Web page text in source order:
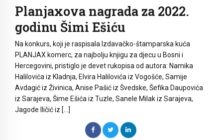
Planjaxova nagrada za 2022.
godinu Šimi Ešiću
Na konkurs, koji je raspisala Izdavačko-štamparska kuća
PLANJAX komerc, za najbolju knjigu za djecu u Bosni i
Hercegovini, pristiglo je devet rukopisa od autora: Namika
Halilovića iz Kladnja, Elvira Halilovića iz Vogošće, Samije
Avdagić iz Živinica, Anise Pašić iz Švedske, Šefika Daupovića
iz Sarajeva, Šime Ešića iz Tuzle, Sanele Milak iz Sarajeva,
Jagode Iličić iz […]